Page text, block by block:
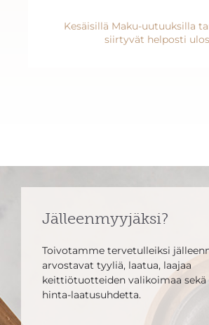
Kesäisillä Maku-uutuuksilla
siirtyvät helposti ulos
Jälleenmyyjäksi?
Toivotamme tervetulleiksi
arvostavat tyyliä, laatua, laajaa
keittiötuotteiden valikoimaa sekä
hinta-laatusuhdetta.